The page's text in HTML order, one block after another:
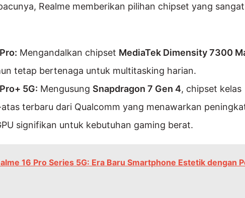
Realme memberikan pilihan chipset yang sangat
Mengandalkan chipset MediaTek Dimensity 7300
tetap bertenaga untuk multitasking harian.
5G: Mengusung Snapdragon 7 Gen 4, chipset kelas
terbaru dari Qualcomm yang menawarkan
signifikan untuk kebutuhan gaming berat.
16 Pro Series 5G: Era Baru Smartphone Estetik dengan